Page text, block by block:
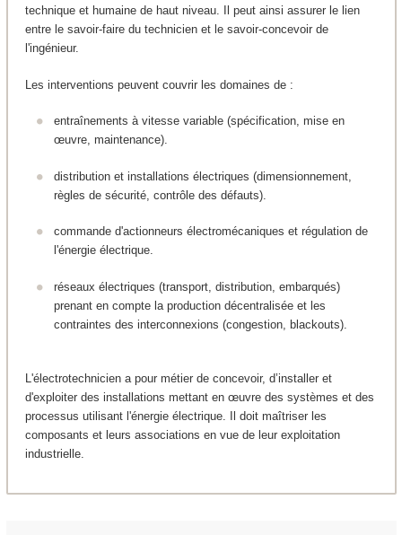
technique et humaine de haut niveau. Il peut ainsi assurer le lien
entre le savoir-faire du technicien et le savoir-concevoir de
l'ingénieur.
Les interventions peuvent couvrir les domaines de :
entraînements à vitesse variable (spécification, mise en
œuvre, maintenance).
distribution et installations électriques (dimensionnement,
règles de sécurité, contrôle des défauts).
commande d'actionneurs électromécaniques et régulation de
l'énergie électrique.
réseaux électriques (transport, distribution, embarqués)
prenant en compte la production décentralisée et les
contraintes des interconnexions (congestion, blackouts).
L'électrotechnicien a pour métier de concevoir, d’installer et
d'exploiter des installations mettant en œuvre des systèmes et des
processus utilisant l'énergie électrique. Il doit maîtriser les
composants et leurs associations en vue de leur exploitation
industrielle.